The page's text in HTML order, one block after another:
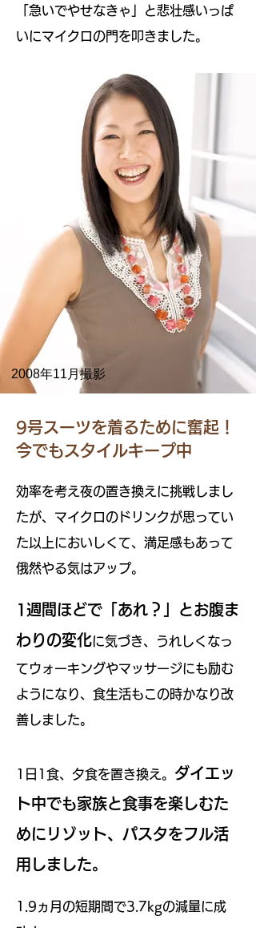
「急いでやせなきゃ」と悲壮感いっぱ
いにマイクロの門を叩きました。
2008年11月撮影
9号スーツを着るために奮起！
今でもスタイルキープ中
効率を考え夜の置き換えに挑戦しまし
たが、マイクロのドリンクが思ってい
た以上においしくて、満足感もあって
俄然やる気はアップ。
1週間ほどで「あれ？
」とお腹ま
わりの変化に気づき、うれしくなっ
てウォーキングやマッサージにも励む
ようになり、食生活もこの時かなり改
善しました。
1日1食、夕食を置き換え。 ダイエッ
ト中でも家族と食事を楽しむた
めにリゾット、パスタをフル活
用しました。
1.9ヵ月の短期間で3.7kgの減量に成